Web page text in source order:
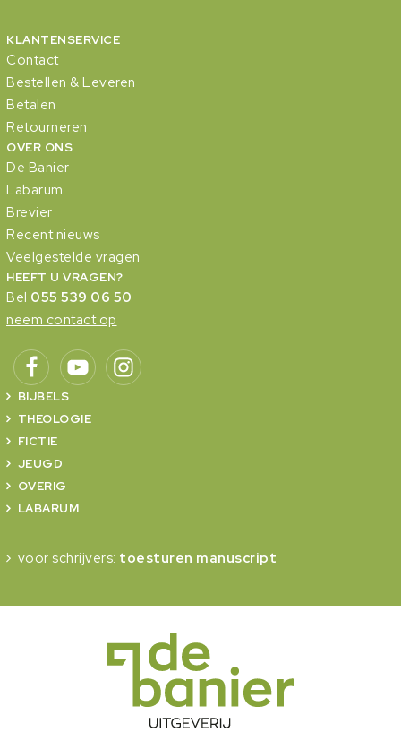
KLANTENSERVICE
Contact
Bestellen & Leveren
Betalen
Retourneren
OVER ONS
De Banier
Labarum
Brevier
Recent nieuws
Veelgestelde vragen
HEEFT U VRAGEN?
Bel 055 539 06 50
neem contact op
BIJBELS
THEOLOGIE
FICTIE
JEUGD
OVERIG
LABARUM
voor schrijvers: toesturen manuscript